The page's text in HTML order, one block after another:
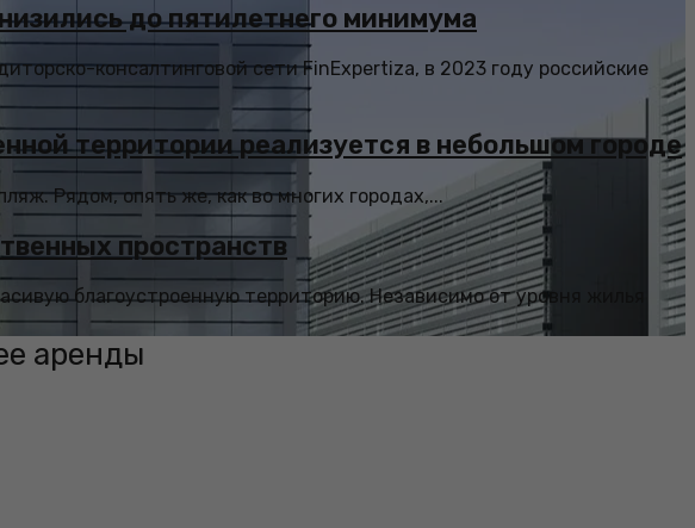
до пятилетнего минимума
консалтинговой сети FinExpertiza, в 2023 году российские
территории реализуется в небольшом городе
Рядом, опять же, как во многих городах,...
пространств
благоустроенную территорию. Независимо от уровня жилья
аренды